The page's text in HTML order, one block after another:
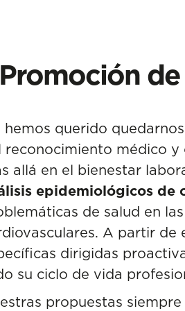
Promoción
hemos querido
reconocimiento médico
allá en el bienestar
epidemiológicos de
de salud en
A partir de
dirigidas
su ciclo de vida
propuestas